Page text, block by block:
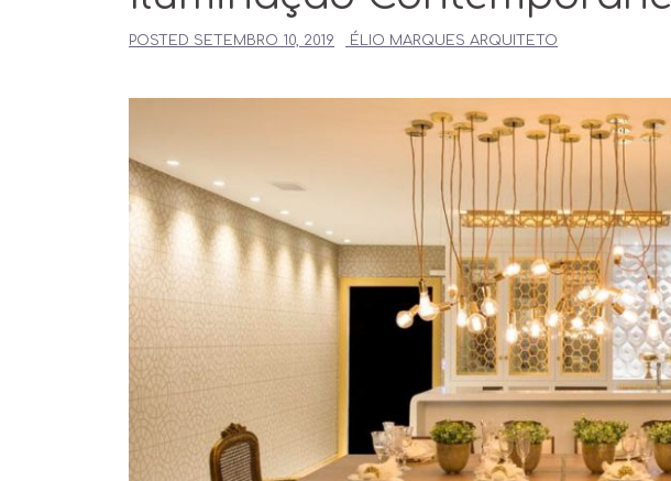
POSTED SETEMBRO 10, 2019 ÉLIO MARQUES ARQUITETO